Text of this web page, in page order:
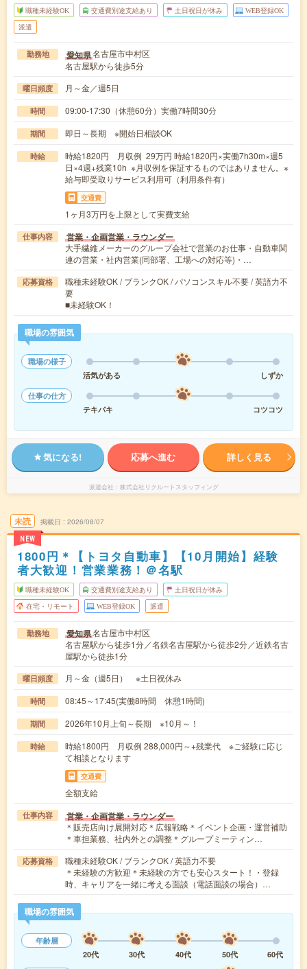
職種未経験OK 交通費別途支給あり 土日祝日が休み WEB登録OK
派遣
勤務地 愛知県名古屋市中村区
名古屋駅から徒歩5分
曜日頻度 月～金／週5日
時間 09:00-17:30（休憩60分）実働7時間30分
期間 即日～長期 ※開始日相談OK
時給
時給1820円 月収例 29万円 時給1820円×実働7h30m×週5
日×4週+残業10h ※月収例を保証するものではありません。※
給与即受取りサービス利用可（利用条件有）
交通費
1ヶ月3万円を上限として実費支給
仕事内容 営業・企画営業・ラウンダー
大手繊維メーカーのグループ会社で営業のお仕事・自動車関
連の営業・社内営業(同部署、工場への対応等)・…
応募資格
職種未経験OK / ブランクOK / パソコンスキル不要 / 英語力不
要
■未経験OK！
職場の雰囲気
職場の様子
活気がある
しずか
仕事の仕方
テキパキ
コツコツ
気になる! 応募へ進む 詳しく見る
派遣会社 株式会社リクルートスタッフィング
未読
NEW
掲載日 2026/08/07
1800円＊【トヨタ自動車】【10月開始】経験
者大歓迎！営業業務！＠名駅
職種未経験OK 交通費別途支給あり 土日祝日が休み
在宅・リモート WEB登録OK 派遣
勤務地 愛知県名古屋市中村区
名古屋駅から徒歩1分／名鉄名古屋駅から徒歩2分／近鉄名古
屋駅から徒歩1分
曜日頻度 月～金（週5日） ※土日祝休み
時間 08:45～17:45(実働8時間 休憩1時間)
期間 2026年10月上旬～長期 ※10月～！
時給
時給1800円 月収例 288,000円～+残業代 ※ご経験に応じ
て相談となります
交通費
全額支給
仕事内容 営業・企画営業・ラウンダー
＊販売店向け展開対応＊広報戦略＊イベント企画・運営補助
＊車担業務、社内外との調整＊グループミーティン…
応募資格
職種未経験OK / ブランクOK / 英語力不要
＊未経験の方歓迎＊未経験の方でも安心スタート！・登録
時、キャリアを一緒に考える面談（電話面談の場合）…
職場の雰囲気
年齢層
20代
30代 40代 50代 60代